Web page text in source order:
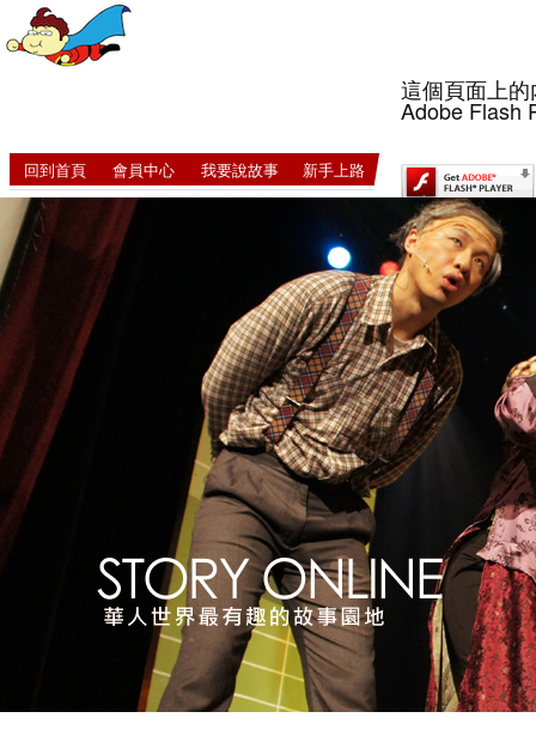
這個頁面上
Adobe Flash
回到首頁 會員中心 我要說故事 新手上路